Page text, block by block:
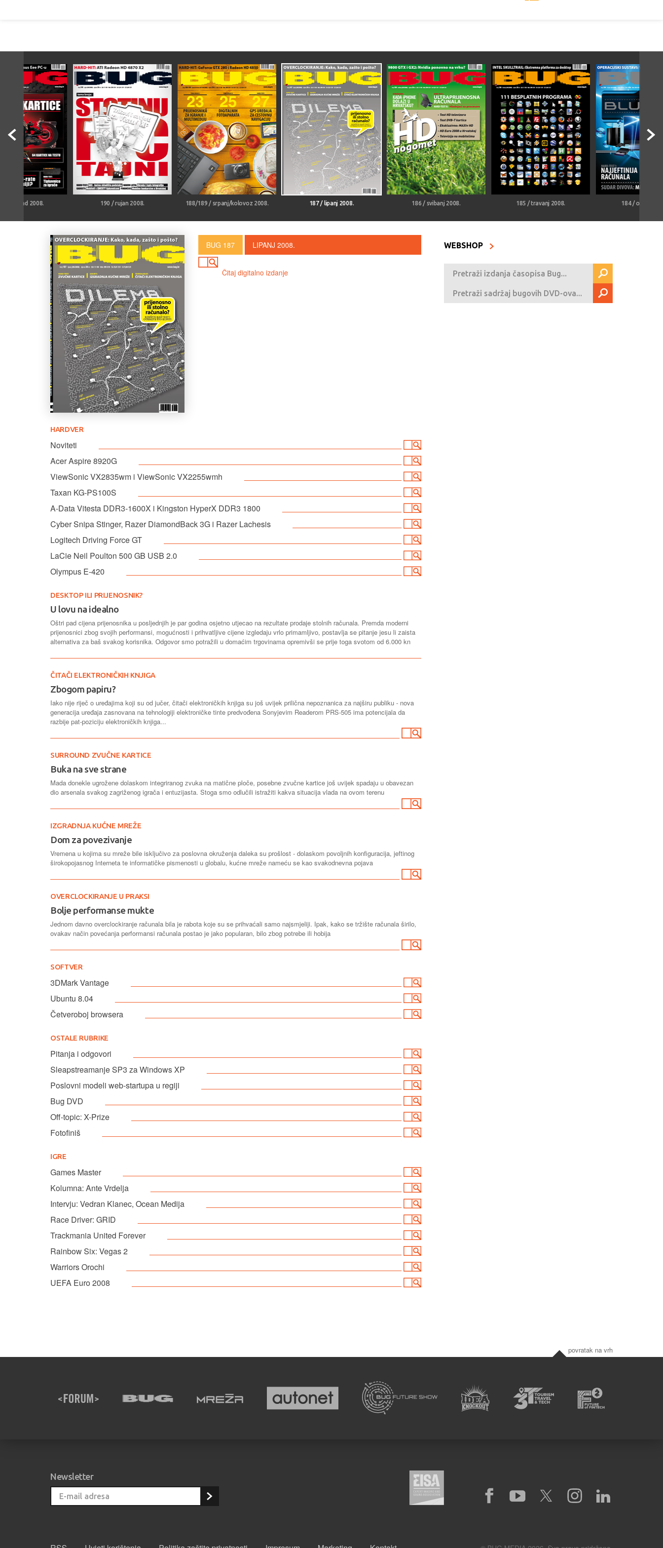
/ listopad 2008. 190 / rujan 2008. 188/189 / srpanj/kolovoz 2008. 187 / lipanj 2008. 186 / svibanj 2008. 185 / travanj 2008. 184 / ožujak
BUG 187 LIPANJ 2008.
Čitaj digitalno izdanje
HARDVER
Noviteti
Acer Aspire 8920G
ViewSonic VX2835wm i ViewSonic VX2255wmh
Taxan KG-PS100S
A-Data Vitesta DDR3-1600X i Kingston HyperX DDR3 1800
Cyber Snipa Stinger, Razer DiamondBack 3G i Razer Lachesis
Logitech Driving Force GT
LaCie Neil Poulton 500 GB USB 2.0
Olympus E-420
DESKTOP ILI PRIJENOSNIK?
U lovu na idealno
Oštri pad cijena prijenosnika u posljednjih je par godina osjetno utjecao na rezultate prodaje stolnih računala. Premda moderni
prijenosnici zbog svojih performansi, mogućnosti i prihvatljive cijene izgledaju vrlo primamljivo, postavlja se pitanje jesu li zaista
alternativa za baš svakog korisnika. Odgovor smo potražili u domaćim trgovinama opremivši se prije toga svotom od 6.000 kn
ČITAČI ELEKTRONIČKIH KNJIGA
Zbogom papiru?
Iako nije riječ o uređajima koji su od jučer, čitači elektroničkih knjiga su još uvijek prilična nepoznanica za najširu publiku - nova
generacija uređaja zasnovana na tehnologiji elektroničke tinte predvođena Sonyjevim Readerom PRS-505 ima potencijala da
razbije pat-poziciju elektroničkih knjiga...
SURROUND ZVUČNE KARTICE
Buka na sve strane
Mada donekle ugrožene dolaskom integriranog zvuka na matične ploče, posebne zvučne kartice još uvijek spadaju u obavezan
dio arsenala svakog zagriženog igrača i entuzijasta. Stoga smo odlučili istražiti kakva situacija vlada na ovom terenu
IZGRADNJA KUĆNE MREŽE
Dom za povezivanje
Vremena u kojima su mreže bile isključivo za poslovna okruženja daleka su prošlost - dolaskom povoljnih konfiguracija, jeftinog
širokopojasnog Interneta te informatičke pismenosti u globalu, kućne mreže nameću se kao svakodnevna pojava
OVERCLOCKIRANJE U PRAKSI
Bolje performanse mukte
Jednom davno overclockiranje računala bila je rabota koje su se prihvaćali samo najsmjeliji. Ipak, kako se tržište računala širilo,
ovakav način povećanja performansi računala postao je jako popularan, bilo zbog potrebe ili hobija
SOFTVER
3DMark Vantage
Ubuntu 8.04
Četveroboj browsera
OSTALE RUBRIKE
Pitanja i odgovori
Sleapstreamanje SP3 za Windows XP
Poslovni modeli web-startupa u regiji
Bug DVD
Off-topic: X-Prize
Fotofiniš
IGRE
Games Master
Kolumna: Ante Vrdelja
Intervju: Vedran Klanec, Ocean Medija
Race Driver: GRID
Trackmania United Forever
Rainbow Six: Vegas 2
Warriors Orochi
UEFA Euro 2008
WEBSHOP
povratak na vrh
Newsletter